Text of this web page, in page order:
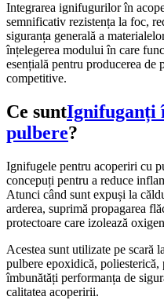
Integrarea ignifugurilor în
semnificativ rezistența la foc,
siguranța generală a
înțelegerea modului în care
esențială pentru producerea de
competitive.
Ce suntIgnifuganți
pulbere?
Ignifugele pentru acoperiri cu
concepuți pentru a reduce
Atunci când sunt expuși la
arderea, suprimă propagarea
protectoare care izolează
Acestea sunt utilizate pe scară
pulbere epoxidică,
îmbunătăți performanța de
calitatea acoperirii.